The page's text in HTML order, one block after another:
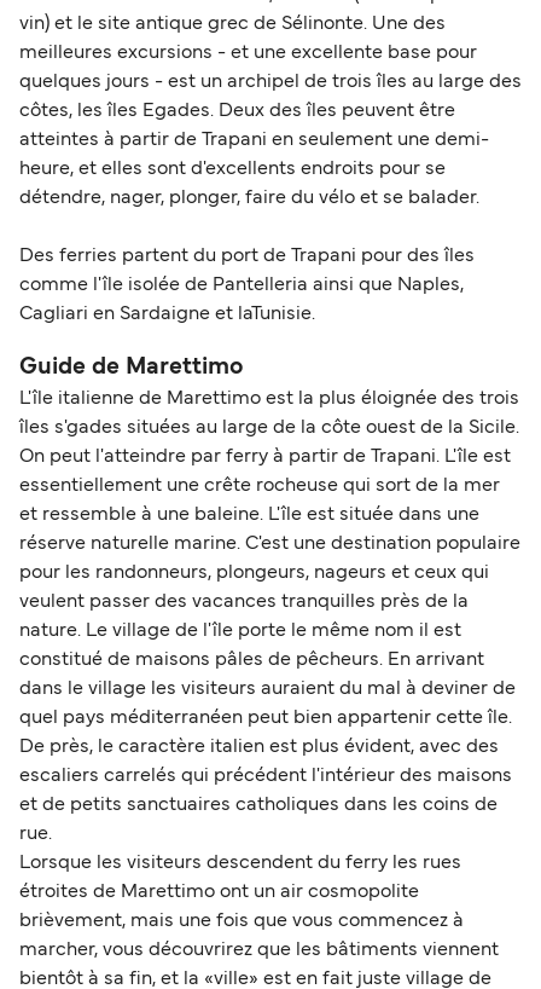
vin) et le site antique grec de Sélinonte. Une des
meilleures excursions - et une excellente base pour
quelques jours - est un archipel de trois îles au large des
côtes, les îles Egades. Deux des îles peuvent être
atteintes à partir de Trapani en seulement une demi-
heure, et elles sont d'excellents endroits pour se
détendre, nager, plonger, faire du vélo et se balader.
Des ferries partent du port de Trapani pour des îles
comme l'île isolée de Pantelleria ainsi que Naples,
Cagliari en Sardaigne et laTunisie.
Guide de Marettimo
L'île italienne de Marettimo est la plus éloignée des trois
îles s'gades situées au large de la côte ouest de la Sicile.
On peut l'atteindre par ferry à partir de Trapani. L'île est
essentiellement une crête rocheuse qui sort de la mer
et ressemble à une baleine. L'île est située dans une
réserve naturelle marine. C'est une destination populaire
pour les randonneurs, plongeurs, nageurs et ceux qui
veulent passer des vacances tranquilles près de la
nature. Le village de l'île porte le même nom il est
constitué de maisons pâles de pêcheurs. En arrivant
dans le village les visiteurs auraient du mal à deviner de
quel pays méditerranéen peut bien appartenir cette île.
De près, le caractère italien est plus évident, avec des
escaliers carrelés qui précédent l'intérieur des maisons
et de petits sanctuaires catholiques dans les coins de
rue.
Lorsque les visiteurs descendent du ferry les rues
étroites de Marettimo ont un air cosmopolite
brièvement, mais une fois que vous commencez à
marcher, vous découvrirez que les bâtiments viennent
bientôt à sa fin, et la «ville» est en fait juste village de